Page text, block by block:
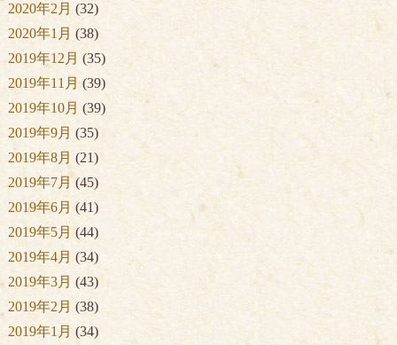
2020年2月 (32)
2020年1月 (38)
2019年12月 (35)
2019年11月 (39)
2019年10月 (39)
2019年9月 (35)
2019年8月 (21)
2019年7月 (45)
2019年6月 (41)
2019年5月 (44)
2019年4月 (34)
2019年3月 (43)
2019年2月 (38)
2019年1月 (34)